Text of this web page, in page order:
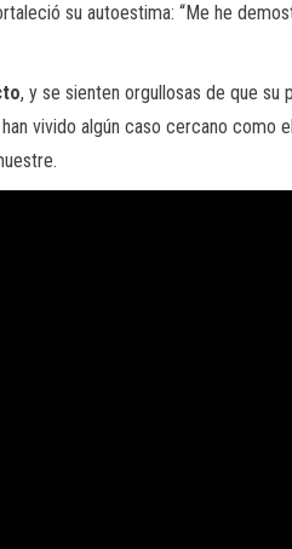
su autoestima: “Me he
, y se sienten orgullosas de que su
vivido algún caso cercano como